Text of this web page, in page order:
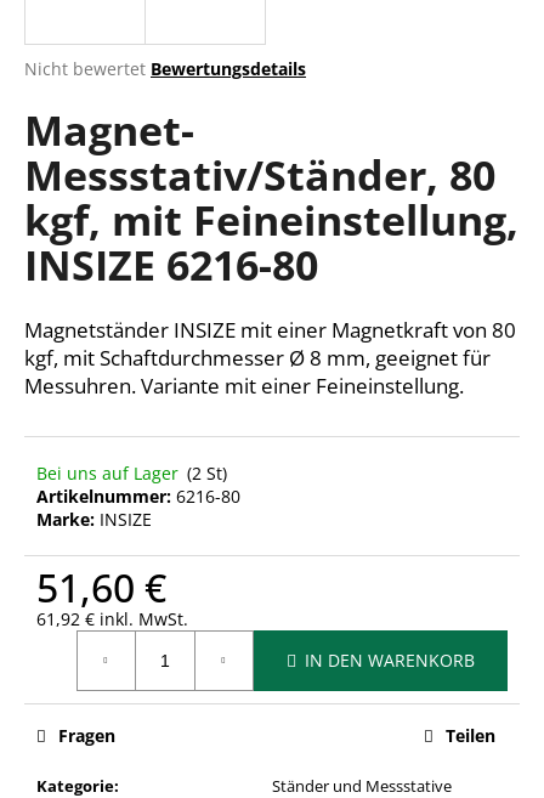
Die
Produktbewertung
ist
0,0
von
5
Sternen.
Nicht bewertet Bewertungsdetails
Magnet-
Messstativ/Ständer, 80
kgf, mit Feineinstellung,
INSIZE 6216-80
Magnetständer INSIZE mit einer Magnetkraft von 80
kgf, mit Schaftdurchmesser Ø 8 mm, geeignet für
Messuhren. Variante mit einer Feineinstellung.
Bei uns auf Lager (2 St)
Artikelnummer: 6216-80
Marke: INSIZE
51,60 €
61,92 € inkl. MwSt.
IN DEN WARENKORB
Kategorie:
Ständer und Messstative
Fragen Teilen
W
r
e
p
f
e
l
e
n